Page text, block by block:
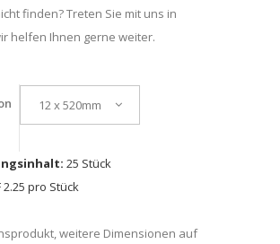
finden? Treten Sie mit uns in
helfen Ihnen gerne weiter.
12 x 520mm
25 Stück
2.25 pro Stück
weitere Dimensionen auf